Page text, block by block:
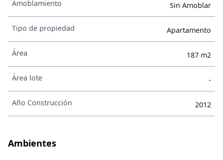
Amoblamiento Sin Amoblar
Tipo de propiedad Apartamento
Área 187 m2
Área lote -
Año Construcción 2012
Ambientes